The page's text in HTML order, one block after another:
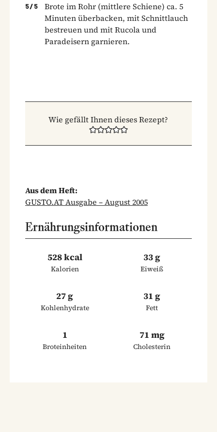
5/ 5
Brote im Rohr (mittlere Schiene) ca. 5
Minuten überbacken, mit Schnittlauch
bestreuen und mit Rucola und
Paradeisern garnieren.
Wie gefällt Ihnen dieses Rezept?
Aus dem Heft:
GUSTO.AT Ausgabe – August 2005
Ernährungsinformationen
528 kcal
Kalorien
33 g
Eiweiß
27 g
Kohlenhydrate
31 g
Fett
1
Broteinheiten
71 mg
Cholesterin